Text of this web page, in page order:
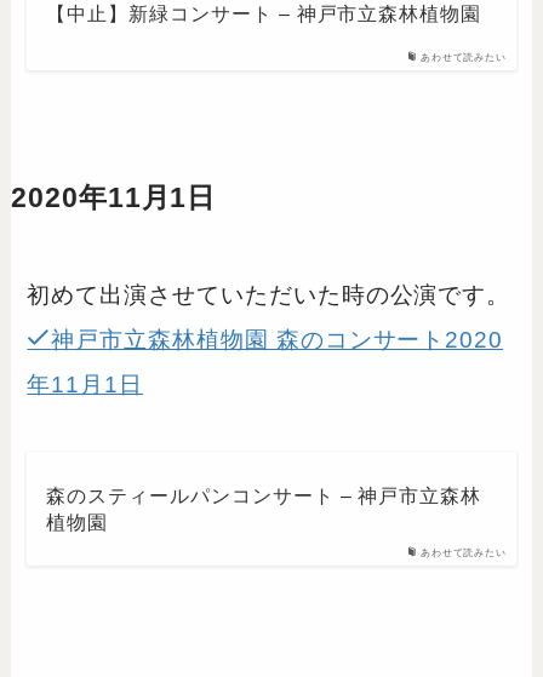
あわせて読みたい
【中止】新緑コンサート – 神戸市立森林植物園
2020年11月1日
初めて出演させていただいた時の公演です。
神戸市立森林植物園 森のコンサート2020
年11月1日
あわせて読みたい
森のスティールパンコンサート – 神戸市立森林
植物園